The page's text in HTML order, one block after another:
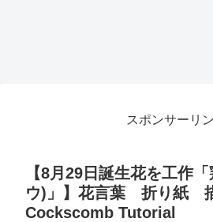
スポンサーリ
【8月29日誕生花を工作
ウ)」】花言葉 折り紙
Cockscomb Tutorial